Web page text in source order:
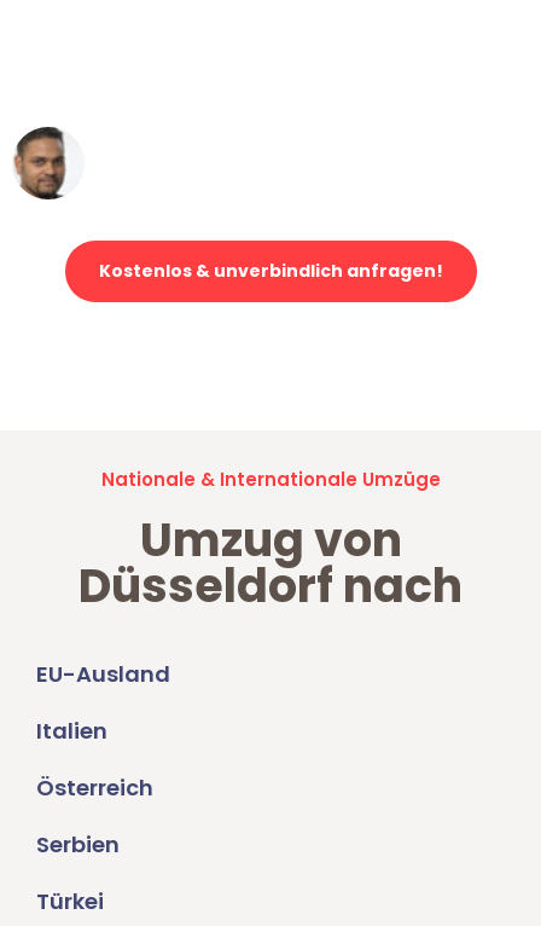
Kostenlos & unverbindlich anfragen!
Nationale & Internationale Umzüge
Umzug von
Düsseldorf nach
EU-Ausland
Italien
Österreich
Serbien
Türkei